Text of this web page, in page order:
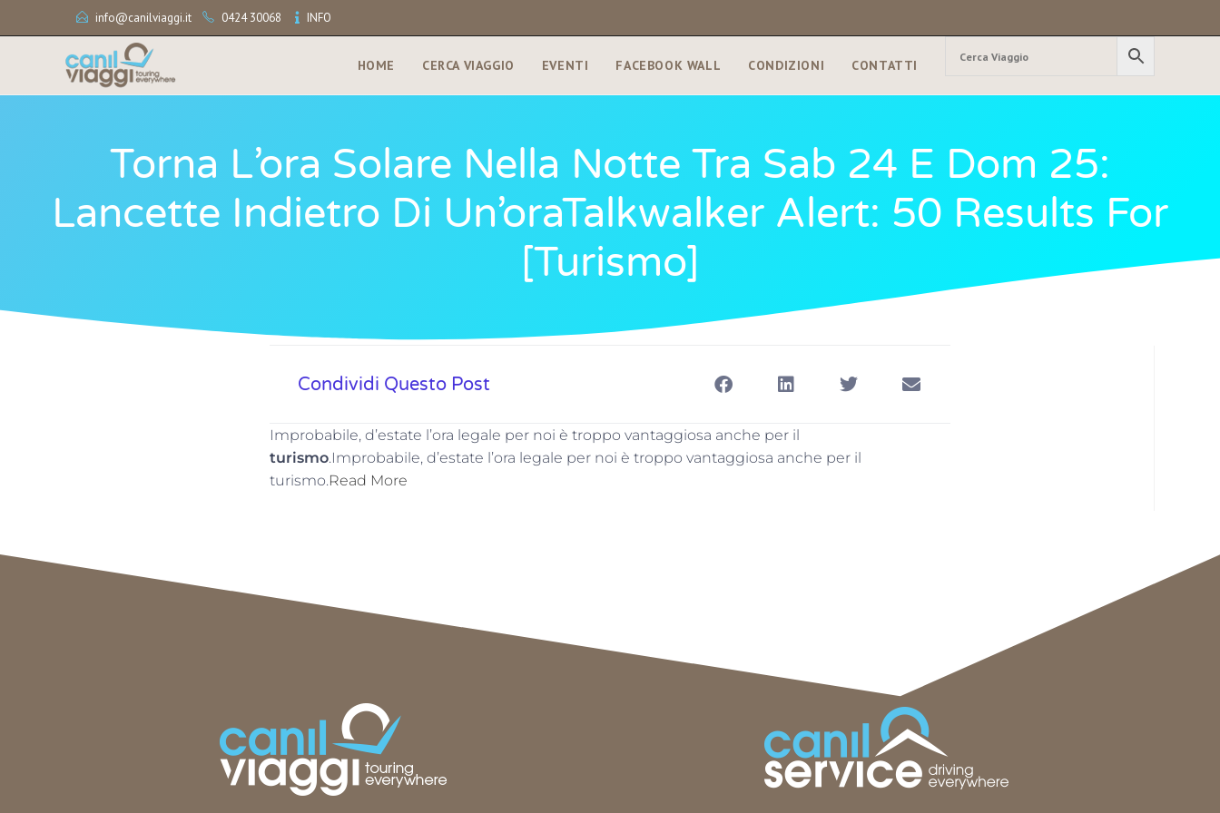
info@canilviaggi.it 0424 30068 INFO
HOME CERCA VIAGGIO EVENTI FACEBOOK WALL CONDIZIONI CONTATTI
Torna L’ora Solare Nella Notte Tra Sab 24 E Dom 25:
Lancette Indietro Di Un’oraTalkwalker Alert: 50 Results For
[turismo]
Condividi Questo Post
Improbabile, d’estate l’ora legale per noi è troppo vantaggiosa anche per il
turismo.Improbabile, d’estate l’ora legale per noi è troppo vantaggiosa anche per il
turismo.Read More